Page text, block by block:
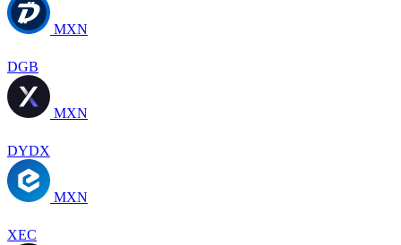
MXN
DGB
MXN
DYDX
MXN
XEC